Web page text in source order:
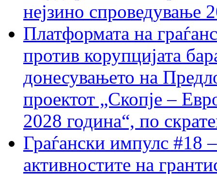
нејзино спроведување
Платформата на
против корупцијата
донесувањето на
проектот „Скопје –
2028 година“, по
Граѓански импулс #18
активностите на